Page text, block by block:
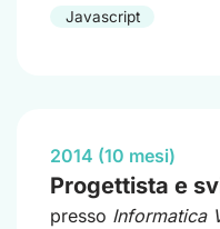
Javascript
2014 (10 mesi)
Progettista e
presso Informatica